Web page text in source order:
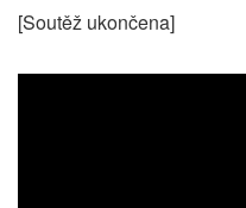
[Soutěž ukončena]